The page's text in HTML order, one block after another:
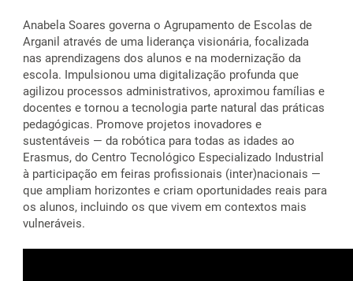
Anabela Soares governa o Agrupamento de Escolas de
Arganil através de uma liderança visionária, focalizada
nas aprendizagens dos alunos e na modernização da
escola. Impulsionou uma digitalização profunda que
agilizou processos administrativos, aproximou famílias e
docentes e tornou a tecnologia parte natural das práticas
pedagógicas. Promove projetos inovadores e
sustentáveis — da robótica para todas as idades ao
Erasmus, do Centro Tecnológico Especializado Industrial
à participação em feiras profissionais (inter)nacionais —
que ampliam horizontes e criam oportunidades reais para
os alunos, incluindo os que vivem em contextos mais
vulneráveis.